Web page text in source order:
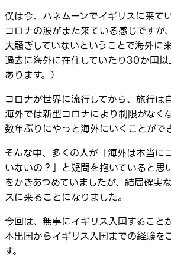
僕は今、ハネムーンでイギリスに来て
コロナの波がまた来ている感じですが
大騒ぎしていないということで海外に
過去に海外に在住していたり30か国
あります。）
コロナが世界に流行してから、旅行は
海外では新型コロナにより制限がなく
数年ぶりにやっと海外にいくことがで
そんな中、多くの人が「海外は本当に
いないの？」と疑問を抱いていると思
をかきあつめていましたが、結局確実
スに来ることになりました。
今回は、無事にイギリス入国すること
本出国からイギリス入国までの経験を
す。